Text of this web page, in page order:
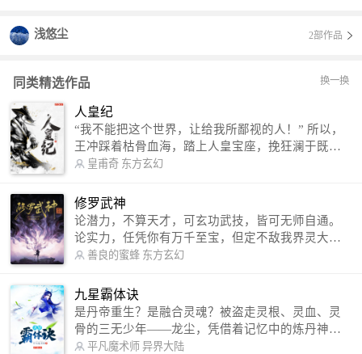
浅悠尘 2部作品
同类精选作品 换一换
人皇纪
“我不能把这个世界，让给我所鄙视的人！” 所以，
王冲踩着枯骨血海，踏上人皇宝座，挽狂澜于既
倒，扶大厦之将倾，成就了一段无上的传说！ 微信
微博：皇甫奇（地址：http://weibo.com/u/25284575
87） QQ交流群：320238210【普通群】 574501330
【VIP订阅群】 欢迎大家关注。
皇甫奇 东方玄幻
修罗武神
论潜力，不算天才，可玄功武技，皆可无师自通。
论实力，任凭你有万千至宝，但定不敌我界灵大
军。 我是谁？天下众生视我为修罗，却不知，我以
信公众号：善良的蜜蜂后援会）
善良的蜜蜂 东方玄幻
九星霸体诀
是丹帝重生？是融合灵魂？被盗走灵根、灵血、灵
骨的三无少年——龙尘，凭借着记忆中的炼丹神
术，修行神秘功法九星霸体诀，拨开重重迷雾，解
平凡魔术师 异界大陆